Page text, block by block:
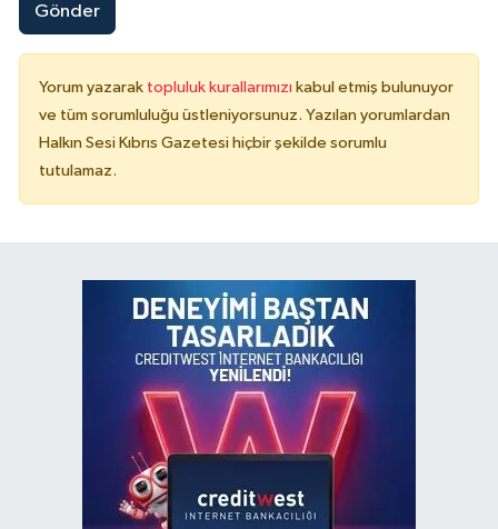
Gönder
Yorum yazarak topluluk kurallarımızı kabul etmiş bulunuyor
ve tüm sorumluluğu üstleniyorsunuz. Yazılan yorumlardan
Halkın Sesi Kıbrıs Gazetesi hiçbir şekilde sorumlu
tutulamaz.